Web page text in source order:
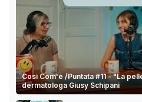
Così Com'è /Puntata #11 - "La
dermatologa Giusy Schipani